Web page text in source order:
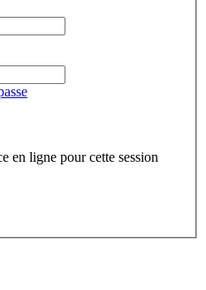
en ligne pour cette session